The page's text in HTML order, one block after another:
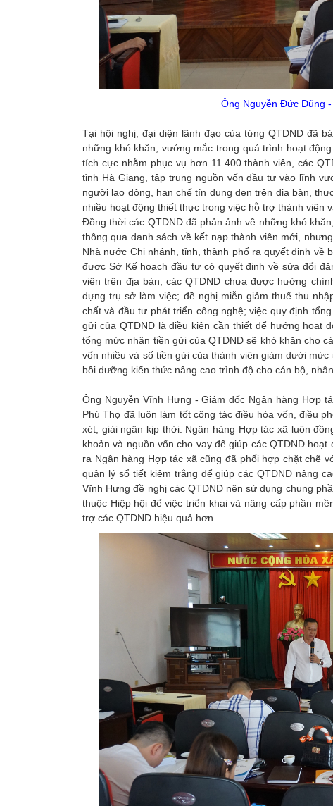
Ông Nguyễn Đức Dũng
Tại hội nghị, đại diện lãnh đạo của từng QTDND đã
những khó khăn, vướng mắc trong quá trình hoạt
tích cực nhằm phục vụ hơn 11.400 thành viên, các
tỉnh Hà Giang, tập trung nguồn vốn đầu tư vào lĩnh
người lao động, hạn chế tín dụng đen trên địa bàn,
nhiều hoạt động thiết thực trong việc hỗ trợ thành viên
Đồng thời các QTDND đã phản ảnh về những khó
thông qua danh sách về kết nạp thành viên mới,
Nhà nước Chi nhánh, tỉnh, thành phố ra quyết định về
được Sở Kế hoạch đầu tư có quyết định về sửa đổi
viên trên địa bàn; các QTDND chưa được hưởng
dựng trụ sở làm việc; đề nghị miễn giảm thuế thu
chất và đầu tư phát triển công nghệ; việc quy định
gửi của QTDND là điều kiện cần thiết để hướng hoạt
tổng mức nhận tiền gửi của QTDND sẽ khó khăn cho
vốn nhiều và số tiền gửi của thành viên giảm dưới
bồi dưỡng kiến thức nâng cao trình độ cho cán bộ,
Ông Nguyễn Vĩnh Hưng - Giám đốc Ngân hàng Hợp
Phú Thọ đã luôn làm tốt công tác điều hòa vốn, điều
xét, giải ngân kịp thời. Ngân hàng Hợp tác xã luôn
khoản và nguồn vốn cho vay để giúp các QTDND
ra Ngân hàng Hợp tác xã cũng đã phối hợp chặt chẽ
quản lý sổ tiết kiệm trắng để giúp các QTDND nâng
Vĩnh Hưng đề nghị các QTDND nên sử dụng chung
thuộc Hiệp hội để việc triển khai và nâng cấp phần
trợ các QTDND hiệu quả hơn.